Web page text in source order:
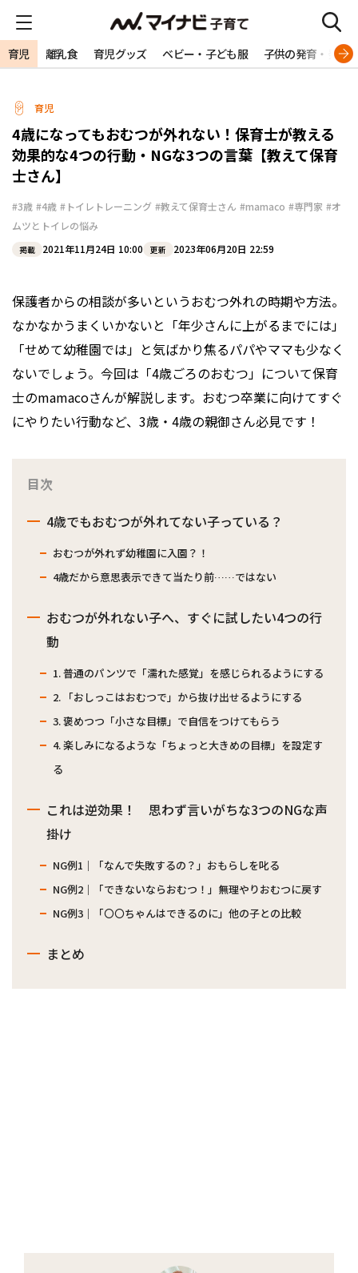
育児 離乳食 育児グッズ ベビー・子ども服 子供の発育・発達
育児
4歳になってもおむつが外れない！保育士が教える
効果的な4つの行動・NGな3つの言葉【教えて保育
士さん】
#3歳 #4歳 #トイレトレーニング #教えて保育士さん #mamaco #専門家 #オ
ムツとトイレの悩み
掲載 2021年11月24日 10:00 更新 2023年06月20日 22:59
保護者からの相談が多いというおむつ外れの時期や方法。
なかなかうまくいかないと「年少さんに上がるまでには」
「せめて幼稚園では」と気ばかり焦るパパやママも少なく
ないでしょう。今回は「4歳ごろのおむつ」について保育
士のmamacoさんが解説します。おむつ卒業に向けてすぐ
にやりたい行動など、3歳・4歳の親御さん必見です！
目次
4歳でもおむつが外れてない子っている？
おむつが外れず幼稚園に入園？！
4歳だから意思表示できて当たり前……ではない
おむつが外れない子へ、すぐに試したい4つの行
動
1. 普通のパンツで「濡れた感覚」を感じられるようにする
2. 「おしっこはおむつで」から抜け出せるようにする
3. 褒めつつ「小さな目標」で自信をつけてもらう
4. 楽しみになるような「ちょっと大きめの目標」を設定す
る
これは逆効果！ 思わず言いがちな3つのNGな声
掛け
NG例1｜「なんで失敗するの？」おもらしを叱る
NG例2｜「できないならおむつ！」無理やりおむつに戻す
NG例3｜「〇〇ちゃんはできるのに」他の子との比較
まとめ